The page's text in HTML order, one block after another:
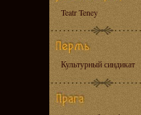
Teatr Teney
Культурный синдикат